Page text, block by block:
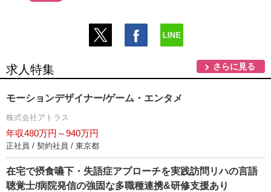
求人特集 さらに見る
モーションデザイナー/ゲーム・エンタメ
株式会社アトラス
年収480万円～940万円
正社員 / 契約社員 / 東京都
在宅で摂食嚥下・失語症アプローチを実践訪問リハの言語
聴覚士/病院発信の強固な多職種連携&研修支援あり